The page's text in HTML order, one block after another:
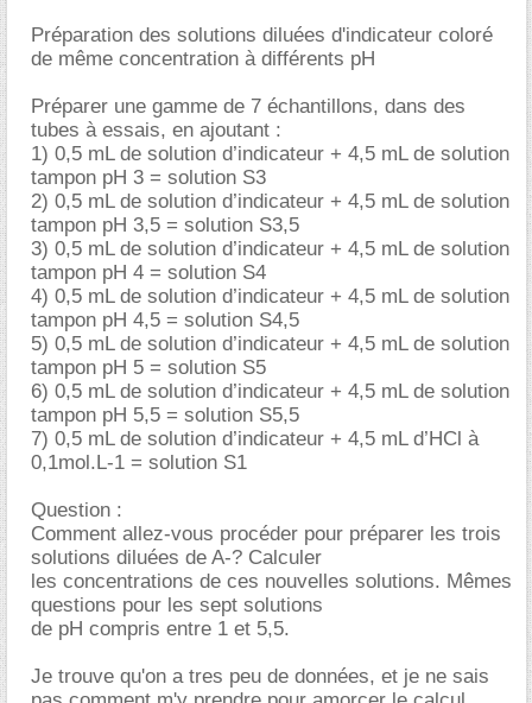
Préparation des solutions diluées d'indicateur coloré
de même concentration à différents pH
Préparer une gamme de 7 échantillons, dans des
tubes à essais, en ajoutant :
1) 0,5 mL de solution d’indicateur + 4,5 mL de solution
tampon pH 3 = solution S3
2) 0,5 mL de solution d’indicateur + 4,5 mL de solution
tampon pH 3,5 = solution S3,5
3) 0,5 mL de solution d’indicateur + 4,5 mL de solution
tampon pH 4 = solution S4
4) 0,5 mL de solution d’indicateur + 4,5 mL de solution
tampon pH 4,5 = solution S4,5
5) 0,5 mL de solution d’indicateur + 4,5 mL de solution
tampon pH 5 = solution S5
6) 0,5 mL de solution d’indicateur + 4,5 mL de solution
tampon pH 5,5 = solution S5,5
7) 0,5 mL de solution d’indicateur + 4,5 mL d’HCl à
0,1mol.L-1 = solution S1
Question :
Comment allez-vous procéder pour préparer les trois
solutions diluées de A-? Calculer
les concentrations de ces nouvelles solutions. Mêmes
questions pour les sept solutions
de pH compris entre 1 et 5,5.
Je trouve qu'on a tres peu de données, et je ne sais